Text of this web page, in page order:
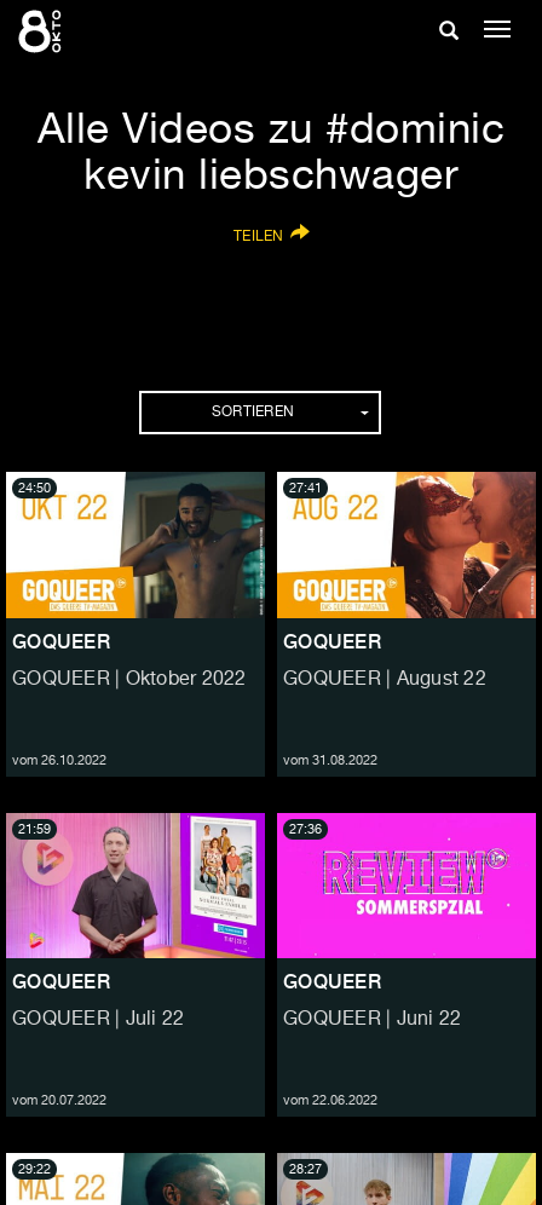
Zum
Inhalt
Suche
Alle Videos zu #dominic
kevin liebschwager
TEILEN
SORTIEREN
GOQUEER
GOQUEER | Oktober 2022
vom 26.10.2022
24:50
GOQUEER
GOQUEER | August 22
vom 31.08.2022
27:41
GOQUEER
GOQUEER | Juli 22
vom 20.07.2022
21:59
GOQUEER
GOQUEER | Juni 22
vom 22.06.2022
27:36
29:22 28:27